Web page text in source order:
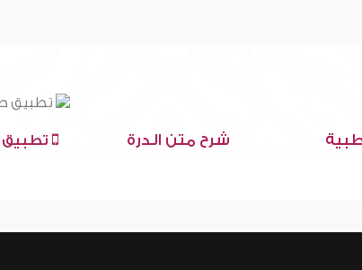
شرح متن الدرة